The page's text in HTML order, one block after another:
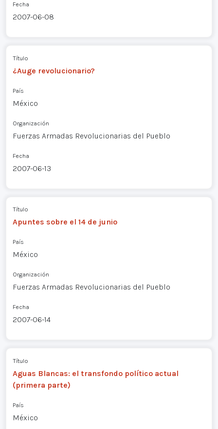
Fecha
2007-06-08
Título
¿Auge revolucionario?
País
México
Organización
Fuerzas Armadas Revolucionarias del Pueblo
Fecha
2007-06-13
Título
Apuntes sobre el 14 de junio
País
México
Organización
Fuerzas Armadas Revolucionarias del Pueblo
Fecha
2007-06-14
Título
Aguas Blancas: el transfondo político actual
(primera parte)
País
México